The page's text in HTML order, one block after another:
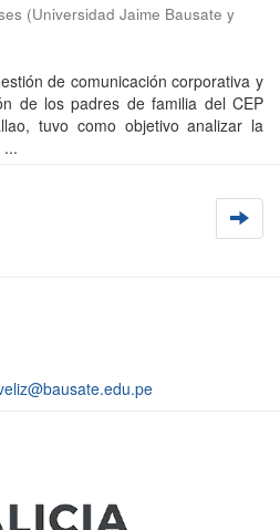
(Universidad Jaime Bausate y
de comunicación corporativa y
de los padres de familia del CEP
tuvo como objetivo analizar la